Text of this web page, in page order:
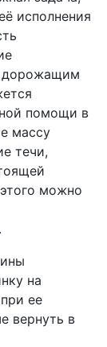
исполнения
дорожащим
помощи в
массу
течи,
можно
на
ее
вернуть в